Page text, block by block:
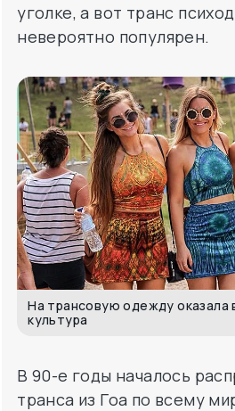
уголке, а вот транс
невероятно популярен.
На трансовую одежду оказала
культура
В 90-е годы началось
транса из Гоа по всему